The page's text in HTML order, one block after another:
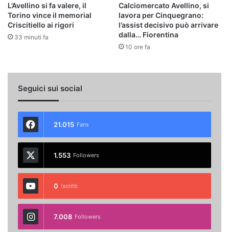
L’Avellino si fa valere, il
Torino vince il memorial
Criscitiello ai rigori
33 minuti fa
Calciomercato Avellino, si
lavora per Cinquegrano:
l’assist decisivo può arrivare
dalla… Fiorentina
10 ore fa
Seguici sui social
21.015 Fans
1.553 Followers
0 Iscritti
7.008 Followers